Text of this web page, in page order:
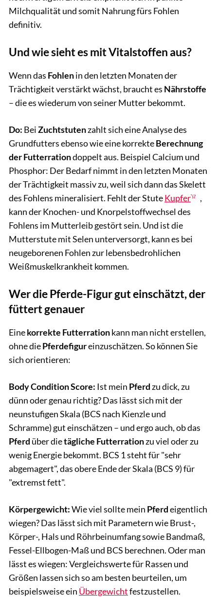
Milchqualität und somit Nahrung fürs Fohlen
definitiv.
Und wie sieht es mit Vitalstoffen aus?
Wenn das Fohlenin den letzten Monaten der
Trächtigkeit verstärkt wächst, braucht es Nährstoffe
– die es wiederum von seiner Mutter bekommt.
Do: BeiZuchtstutenzahlt sich eine Analyse des
Grundfutters ebenso wie eine korrekteBerechnung
der Futterrationdoppelt aus. Beispiel Calcium und
Phosphor: Der Bedarf nimmt in den letzten Monaten
der Trächtigkeit massiv zu, weil sich dann das Skelett
des Fohlens mineralisiert. Fehlt der StuteKupfer
,
kann der Knochen- und Knorpelstoffwechsel des
Fohlens im Mutterleib gestört sein. Und ist die
Mutterstute mit Selen unterversorgt, kann es bei
neugeborenen Fohlen zur lebensbedrohlichen
Weißmuskelkrankheit kommen.
Wer die Pferde-Figur gut einschätzt, der
füttert genauer
Einekorrekte Futterrationkann man nicht erstellen,
ohne diePferdefigureinzuschätzen. So können Sie
sich orientieren:
Body ConditionScore: Ist mein Pferdzu dick, zu
dünn oder genau richtig? Das lässt sich mit der
neunstufigen Skala (BCS nach Kienzle und
Schramme) gut einschätzen – und ergo auch, ob das
Pferd über dietägliche Futterrationzu viel oder zu
wenig Energie bekommt. BCS 1 steht für "sehr
abgemagert", das obere Ende der Skala (BCS 9) für
"extremst fett".
Körpergewicht:Wie viel sollte mein Pferdeigentlich
wiegen? Das lässt sich mit Parametern wie Brust-,
Körper-, Hals und Röhrbeinumfang sowie Bandmaß,
Fessel-Ellbogen-Maß und BCS berechnen. Oder man
lässt es wiegen: Vergleichswerte für Rassen und
Größen lassen sich so am besten beurteilen, um
beispielsweise ein Übergewichtfestzustellen.